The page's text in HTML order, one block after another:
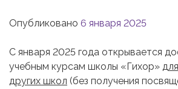
Опубликовано 6 января 2025
С января 2025 года открывается
учебным курсам школы «Гихор»
других школ (без получения